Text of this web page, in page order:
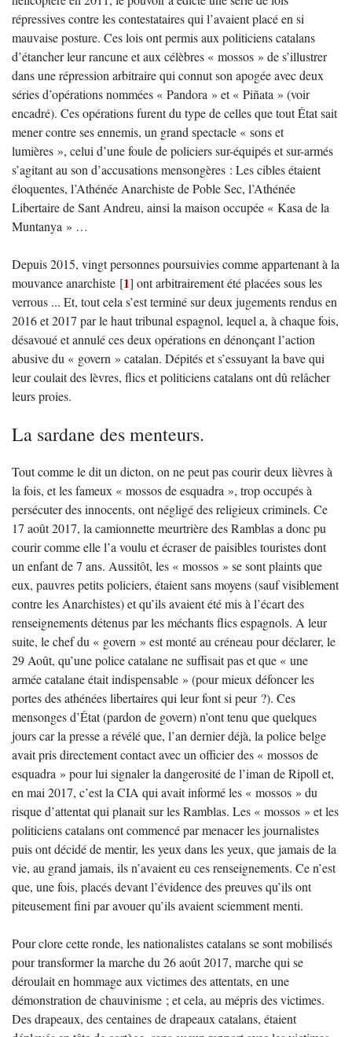
répressives contre les contestataires qui l’avaient placé en si
mauvaise posture. Ces lois ont permis aux politiciens catalans
d’étancher leur rancune et aux célèbres « mossos » de s’illustrer
dans une répression arbitraire qui connut son apogée avec deux
séries d’opérations nommées « Pandora » et « Piñata » (voir
encadré). Ces opérations furent du type de celles que tout État sait
mener contre ses ennemis, un grand spectacle « sons et
lumières », celui d’une foule de policiers sur-équipés et sur-armés
s’agitant au son d’accusations mensongères : Les cibles étaient
éloquentes, l’Athénée Anarchiste de Poble Sec, l’Athénée
Libertaire de Sant Andreu, ainsi la maison occupée « Kasa de la
Muntanya » …
Depuis 2015, vingt personnes poursuivies comme appartenant à la
mouvance anarchiste [1] ont arbitrairement été placées sous les
verrous ... Et, tout cela s’est terminé sur deux jugements rendus en
2016 et 2017 par le haut tribunal espagnol, lequel a, à chaque fois,
désavoué et annulé ces deux opérations en dénonçant l’action
abusive du « govern » catalan. Dépités et s’essuyant la bave qui
leur coulait des lèvres, flics et politiciens catalans ont dû relâcher
leurs proies.
La sardane des menteurs.
Tout comme le dit un dicton, on ne peut pas courir deux lièvres à
la fois, et les fameux « mossos de esquadra », trop occupés à
persécuter des innocents, ont négligé des religieux criminels. Ce
17 août 2017, la camionnette meurtrière des Ramblas a donc pu
courir comme elle l’a voulu et écraser de paisibles touristes dont
un enfant de 7 ans. Aussitôt, les « mossos » se sont plaints que
eux, pauvres petits policiers, étaient sans moyens (sauf visiblement
contre les Anarchistes) et qu’ils avaient été mis à l’écart des
renseignements détenus par les méchants flics espagnols. A leur
suite, le chef du « govern » est monté au créneau pour déclarer, le
29 Août, qu’une police catalane ne suffisait pas et que « une
armée catalane était indispensable » (pour mieux défoncer les
portes des athénées libertaires qui leur font si peur ?). Ces
mensonges d’État (pardon de govern) n’ont tenu que quelques
jours car la presse a révélé que, l’an dernier déjà, la police belge
avait pris directement contact avec un officier des « mossos de
esquadra » pour lui signaler la dangerosité de l’iman de Ripoll et,
en mai 2017, c’est la CIA qui avait informé les « mossos » du
risque d’attentat qui planait sur les Ramblas. Les « mossos » et les
politiciens catalans ont commencé par menacer les journalistes
puis ont décidé de mentir, les yeux dans les yeux, que jamais de la
vie, au grand jamais, ils n’avaient eu ces renseignements. Ce n’est
que, une fois, placés devant l’évidence des preuves qu’ils ont
piteusement fini par avouer qu’ils avaient sciemment menti.
Pour clore cette ronde, les nationalistes catalans se sont mobilisés
pour transformer la marche du 26 août 2017, marche qui se
déroulait en hommage aux victimes des attentats, en une
démonstration de chauvinisme ; et cela, au mépris des victimes.
Des drapeaux, des centaines de drapeaux catalans, étaient